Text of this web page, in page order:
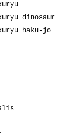
dinosaur
haku-jo